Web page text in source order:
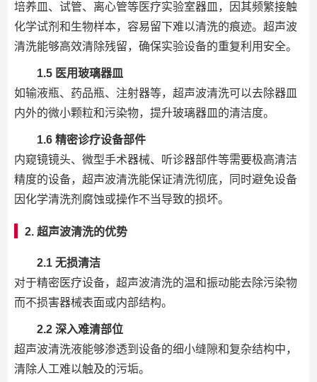
培养皿、试管、离心管等医疗实验室器皿，因其频繁接触
化学试剂和生物样本，容易留下难以清洗的痕迹。超声波
清洗能够高效清除残留，确保实验设备的重复利用安全。
1.5 医用玻璃器皿
如输液瓶、药品瓶、注射器等，超声波清洗可以去除器皿
内外的微小颗粒和污染物，提升玻璃器皿的清洁度。
1.6 精密诊疗设备部件
内窥镜镜头、微型手术器械、听诊器部件等需要极高清洁
精度的设备，超声波清洗能保证清洗彻底，同时避免设备
因化学清洗剂腐蚀或操作不当导致的损坏。
2. 超声波清洗的优势
2.1 无损清洁
对于精密医疗设备，超声波清洗的温和振动能去除污染物
而不损害器械表面或内部结构。
2.2 深入难清部位
超声波清洗液能够渗透到设备的细小缝隙和复杂结构中，
清除人工难以触及的污垢。